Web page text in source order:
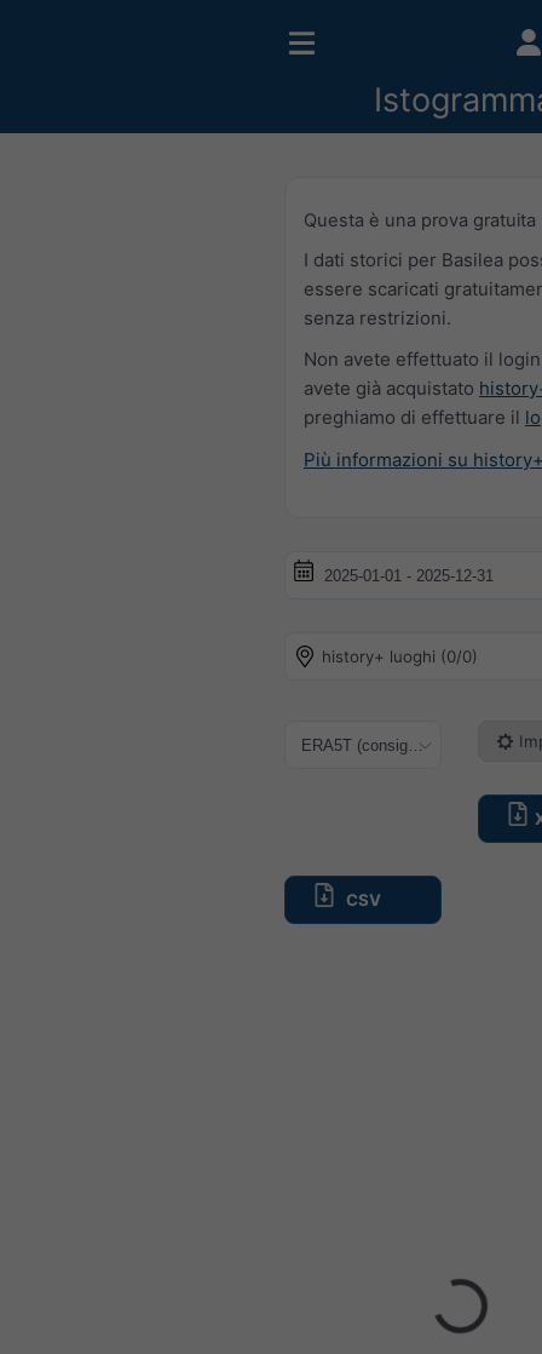
Questa è una prova gratuita
I dati storici per Basilea
essere scaricati
senza restrizioni.
Non avete effettuato il
avete già acquistato
preghiamo di effettuare il
Più informazioni su
history+ luoghi (0/0)